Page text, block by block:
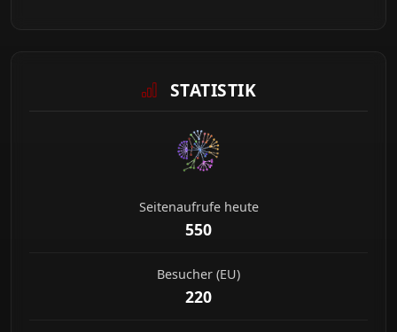
STATISTIK
Seitenaufrufe heute
550
Besucher (EU)
220